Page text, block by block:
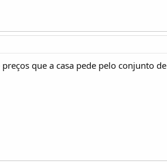
que a casa pede pelo conjunto